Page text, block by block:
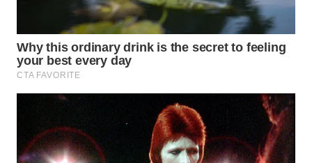
WN
KEPULAUAN
SERIBU
TANGERANG